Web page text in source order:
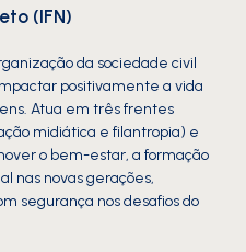
(IFN)
da sociedade civil
positivamente a vida
Atua em três frentes
midiática e filantropia) e
o bem-estar, a formação
nas novas gerações,
segurança nos desafios do